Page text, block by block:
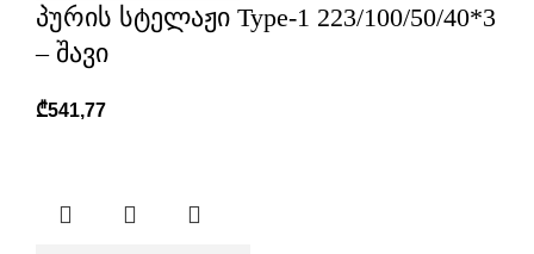
პურის სტელაჟი Type-1 223/100/50/40*3
– შავი
₾541,77